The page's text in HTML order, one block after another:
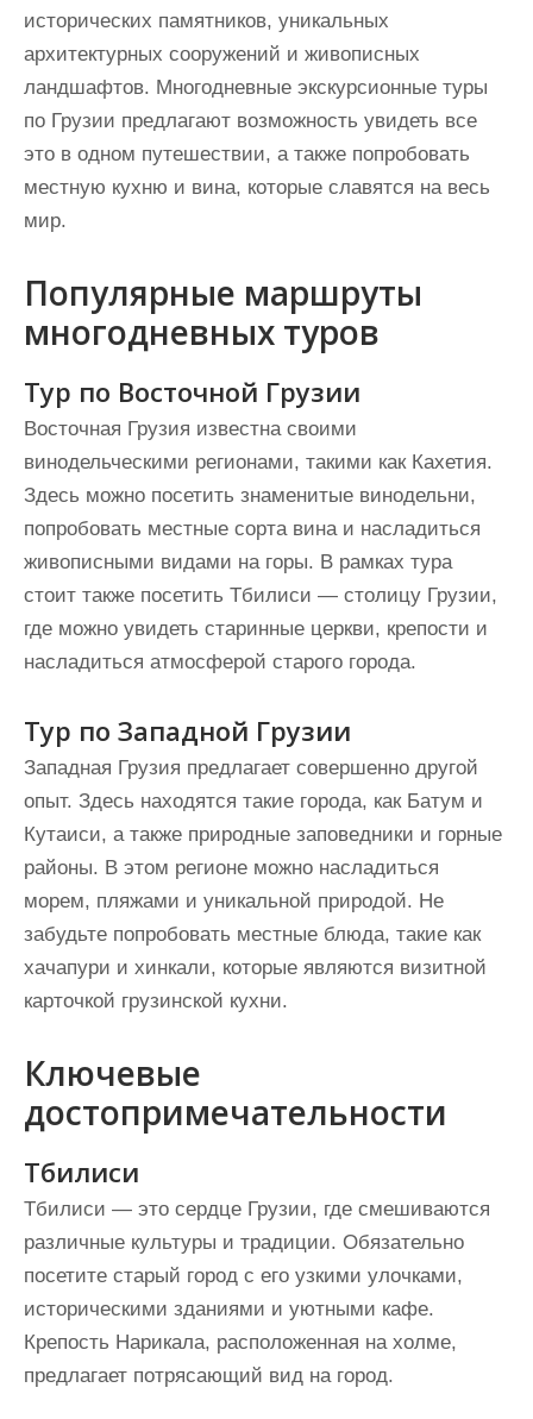
исторических памятников, уникальных
архитектурных сооружений и живописных
ландшафтов. Многодневные экскурсионные туры
по Грузии предлагают возможность увидеть все
это в одном путешествии, а также попробовать
местную кухню и вина, которые славятся на весь
мир.
Популярные маршруты
многодневных туров
Тур по Восточной Грузии
Восточная Грузия известна своими
винодельческими регионами, такими как Кахетия.
Здесь можно посетить знаменитые винодельни,
попробовать местные сорта вина и насладиться
живописными видами на горы. В рамках тура
стоит также посетить Тбилиси — столицу Грузии,
где можно увидеть старинные церкви, крепости и
насладиться атмосферой старого города.
Тур по Западной Грузии
Западная Грузия предлагает совершенно другой
опыт. Здесь находятся такие города, как Батум и
Кутаиси, а также природные заповедники и горные
районы. В этом регионе можно насладиться
морем, пляжами и уникальной природой. Не
забудьте попробовать местные блюда, такие как
хачапури и хинкали, которые являются визитной
карточкой грузинской кухни.
Ключевые
достопримечательности
Тбилиси
Тбилиси — это сердце Грузии, где смешиваются
различные культуры и традиции. Обязательно
посетите старый город с его узкими улочками,
историческими зданиями и уютными кафе.
Крепость Нарикала, расположенная на холме,
предлагает потрясающий вид на город.